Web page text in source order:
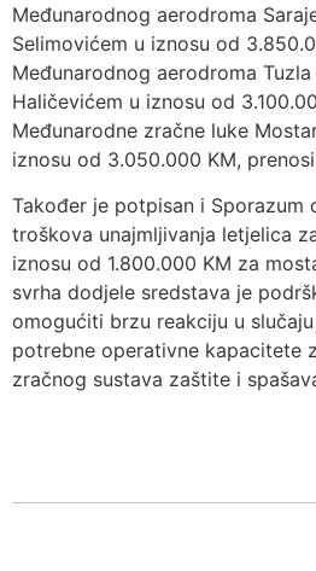
Međunarodnog aerodroma
Selimovićem u iznosu od
Međunarodnog aerodroma
Haličevićem u iznosu od
Međunarodne zračne luke
iznosu od 3.050.000 KM,
Također je potpisan i Sporazum
troškova unajmljivanja letjelica
iznosu od 1.800.000 KM za
svrha dodjele sredstava je
omogućiti brzu reakciju u
potrebne operativne kapacitete
zračnog sustava zaštite i